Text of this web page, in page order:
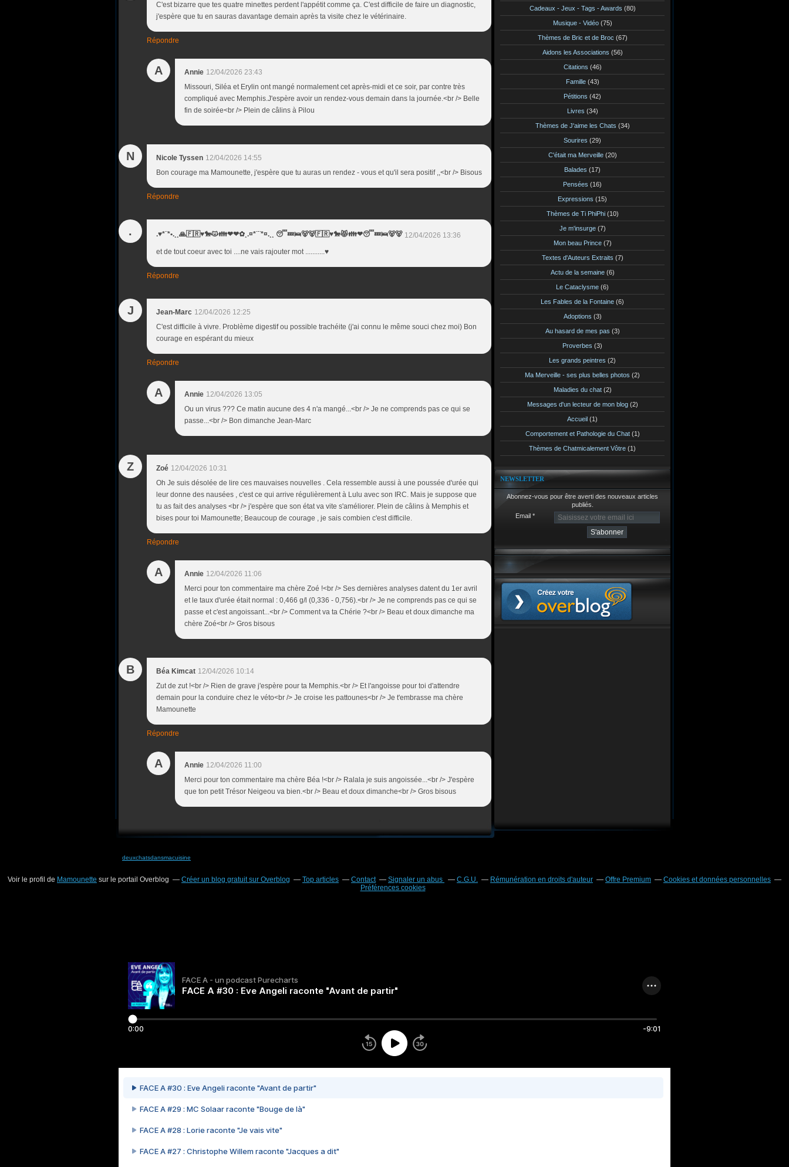
C'est bizarre que tes quatre minettes perdent l'appétit comme ça. C'est difficile de faire un diagnostic,
j'espère que tu en sauras davantage demain après ta visite chez le vétérinaire.
Répondre
A Annie 12/04/2026 23:43
Missouri, Siléa et Erylin ont mangé normalement cet après-midi et ce soir, par contre très
compliqué avec Memphis.J'espère avoir un rendez-vous demain dans la journée.<br /> Belle
fin de soirée<br /> Plein de câlins à Pilou
N Nicole Tyssen 12/04/2026 14:55
Bon courage ma Mamounette, j'espère que tu auras un rendez - vous et qu'il sera positif ,,<br /> Bisous
Répondre
. .♥*¨*•.¸¸🙏🇫🇷♥️🐎😾👪❤❤✿¸.¤*¨¨*¤.¸¸ 😴💤🛌🐻🐻🇫🇷♥️🐎😾👪❤😴💤🛌🐻🐻 12/04/2026 13:36
et de tout coeur avec toi ....ne vais rajouter mot ...........♥️
Répondre
J Jean-Marc 12/04/2026 12:25
C'est difficile à vivre. Problème digestif ou possible trachéite (j'ai connu le même souci chez moi) Bon
courage en espérant du mieux
Répondre
A Annie 12/04/2026 13:05
Ou un virus ??? Ce matin aucune des 4 n'a mangé...<br /> Je ne comprends pas ce qui se
passe...<br /> Bon dimanche Jean-Marc
Z Zoé 12/04/2026 10:31
Oh Je suis désolée de lire ces mauvaises nouvelles . Cela ressemble aussi à une poussée d'urée qui
leur donne des nausées , c'est ce qui arrive régulièrement à Lulu avec son IRC. Mais je suppose que
tu as fait des analyses <br /> j'espère que son état va vite s'améliorer. Plein de câlins à Memphis et
bises pour toi Mamounette; Beaucoup de courage , je sais combien c'est difficile.
Répondre
A Annie 12/04/2026 11:06
Merci pour ton commentaire ma chère Zoé !<br /> Ses dernières analyses datent du 1er avril
et le taux d'urée était normal : 0,466 g/l (0,336 - 0,756).<br /> Je ne comprends pas ce qui se
passe et c'est angoissant...<br /> Comment va ta Chérie ?<br /> Beau et doux dimanche ma
chère Zoé<br /> Gros bisous
B Béa Kimcat 12/04/2026 10:14
Zut de zut !<br /> Rien de grave j'espère pour ta Memphis.<br /> Et l'angoisse pour toi d'attendre
demain pour la conduire chez le véto<br /> Je croise les pattounes<br /> Je t'embrasse ma chère
Mamounette
Répondre
A Annie 12/04/2026 11:00
Merci pour ton commentaire ma chère Béa !<br /> Ralala je suis angoissée...<br /> J'espère
que ton petit Trésor Neigeou va bien.<br /> Beau et doux dimanche<br /> Gros bisous
Cadeaux - Jeux - Tags - Awards (80)
Musique - Vidéo(75)
Thèmes de Bric et de Broc (67)
Aidons les Associations (56)
Citations (46)
Famille(43)
Pétitions (42)
Livres (34)
Thèmes de J'aime les Chats (34)
Sourires (29)
C'était ma Merveille(20)
Balades (17)
Pensées (16)
Expressions (15)
Thèmes de Ti PhiPhi(10)
Je m'insurge(7)
Mon beau Prince(7)
Textes d'Auteurs Extraits (7)
Actu de la semaine(6)
Le Cataclysme (6)
Les Fables de la Fontaine (6)
Adoptions (3)
Au hasard de mes pas (3)
Proverbes (3)
Les grands peintres (2)
Ma Merveille - ses plus belles photos (2)
Maladies du chat(2)
Messages d'un lecteur de mon blog(2)
Accueil (1)
Comportement et Pathologie du Chat(1)
Thèmes de Chatmicalement Vôtre (1)
NEWSLETTER
Abonnez-vous pour être averti des nouveaux articles
publiés.
Email
deuxchatsdansmacuisine
Voir le profil de Mamounette sur le portail Overblog Créer un blog gratuit sur Overblog Top articles Contact Signaler un abus C.G.U. Rémunération en droits d'auteur Offre Premium
Cookies et données personnelles
Préférences cookies
FACE A - un podcast Purecharts
FACE A #30 : Eve Angeli raconte "Avant de partir"
0:00 -9:01
FACE A #30 : Eve Angeli raconte "Avant de partir"
FACE A #29 : MC Solaar raconte "Bouge de là"
FACE A #28 : Lorie raconte "Je vais vite"
FACE A #27 : Christophe Willem raconte "Jacques a dit"